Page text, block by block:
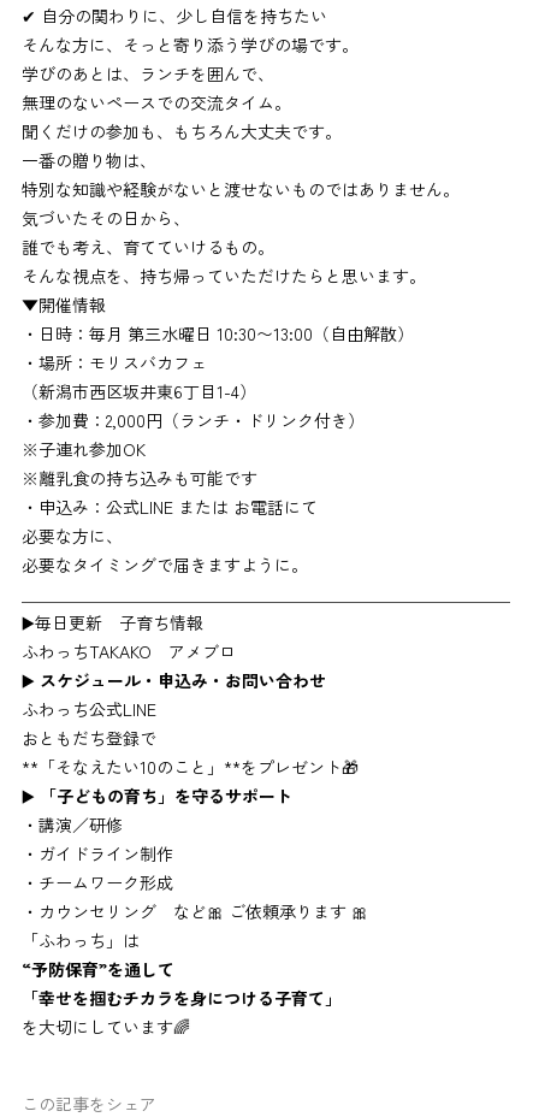
✔ 自分の関わりに、少し自信を持ちたい
そんな方に、そっと寄り添う学びの場です。
学びのあとは、ランチを囲んで、
無理のないペースでの交流タイム。
聞くだけの参加も、もちろん大丈夫です。
一番の贈り物は、
特別な知識や経験がないと渡せないものではありません。
気づいたその日から、
誰でも考え、育てていけるもの。
そんな視点を、持ち帰っていただけたらと思います。
▼開催情報
・日時：毎月 第三水曜日 10:30〜13:00（自由解散）
・場所：モリスバカフェ
（新潟市西区坂井東6丁目1-4）
・参加費：2,000円（ランチ・ドリンク付き）
※子連れ参加OK
※離乳食の持ち込みも可能です
・申込み：公式LINE または お電話にて
必要な方に、
必要なタイミングで届きますように。
▶️毎日更新 子育ち情報
ふわっちTAKAKO アメブロ
▶️ スケジュール・申込み・お問い合わせ
ふわっち公式LINE
おともだち登録で
**「そなえたい10のこと」**をプレゼント🎁
▶️
「子どもの育ち」を守るサポート
・講演／研修
・ガイドライン制作
・チームワーク形成
・カウンセリング など🎀 ご依頼承ります 🎀
「ふわっち」は
“予防保育”を通して
「幸せを掴むチカラを身につける子育て」
を大切にしています🌈
この記事をシェア